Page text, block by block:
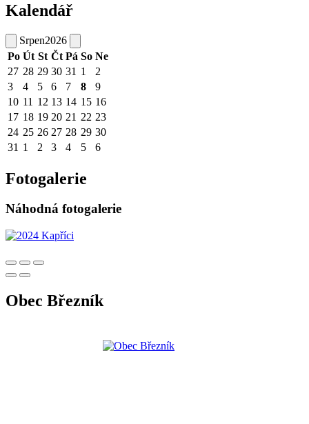
Kalendář
Srpen2026
Po Út St Čt Pá So Ne
27 28 29 30 31 1
2
3
4 5 6 7 8
9
10 11 12 13 14 15 16
17 18 19 20 21 22 23
24 25 26 27 28 29 30
31 1 2 3 4 5 6
Fotogalerie
Náhodná fotogalerie
Obec Březník